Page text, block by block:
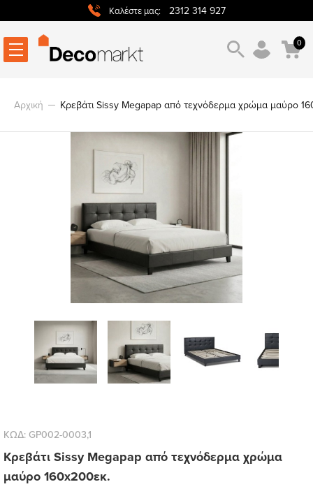
Καλέστε μας: 2312 314 927
0
Αρχική Κρεβάτι Sissy Megapap από τεχνόδερμα χρώμα μαύρο
ΚΩΔ: GP002-0003,1
Κρεβάτι Sissy Megapap από τεχνόδερμα χρώμα
μαύρο 160x200εκ.